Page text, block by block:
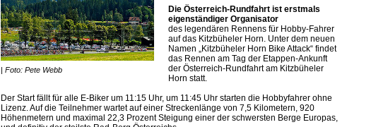
| Foto: Pete Webb
Die Österreich-Rundfahrt ist erstmals
eigenständiger Organisator
des legendären Rennens für Hobby-Fahrer
auf das Kitzbüheler Horn. Unter dem neuen
Namen „Kitzbüheler Horn Bike Attack“ findet
das Rennen am Tag der Etappen-Ankunft
der Österreich-Rundfahrt am Kitzbüheler
Horn statt.
Der Start fällt für alle E-Biker um 11:15 Uhr, um 11:45 Uhr starten die Hobbyfahrer ohne
Lizenz. Auf die Teilnehmer wartet auf einer Streckenlänge von 7,5 Kilometern, 920
Höhenmetern und maximal 22,3 Prozent Steigung einer der schwersten Berge Europas,
Facebook
Twitter